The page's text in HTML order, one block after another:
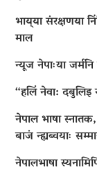
भाय्‌या संरक्षणया
माल
न्यूज नेपाःया
“हलिं नेवा: दबुलिइ
नेपाल भाषा
बाजं न्ह्यब्वयाः
नेपालभाषा